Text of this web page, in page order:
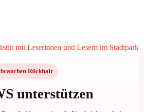
Rückhalt
unterstützen